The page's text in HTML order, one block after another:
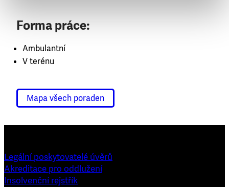
Forma práce:
Ambulantní
V terénu
Mapa všech poraden
Legální poskytovatelé úvěrů
Akreditace pro oddlužení
Insolvenční rejstřík